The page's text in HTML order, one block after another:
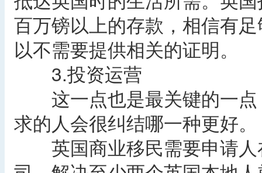
百万镑以上的存款，相信有
以不需要提供相关的证明。
3.投资运营
这一点也是最关键的一点
求的人会很纠结哪一种更好。
英国商业移民需要申请人